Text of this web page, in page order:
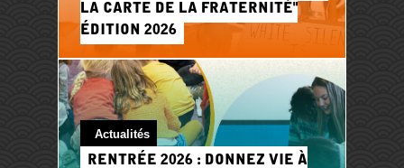
la carte de la Fraternité"
édition 2026
Actualités
Rentrée 2026 : donnez vie à